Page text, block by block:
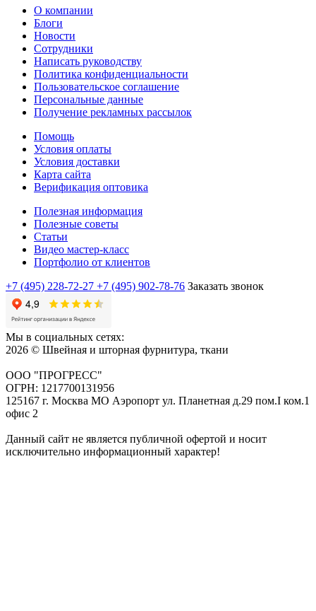
О компании
Блоги
Новости
Сотрудники
Написать руководству
Политика конфиденциальности
Пользовательское соглашение
Персональные данные
Получение рекламных рассылок
Помощь
Условия оплаты
Условия доставки
Карта сайта
Верификация оптовика
Полезная информация
Полезные советы
Статьи
Видео мастер-класс
Портфолио от клиентов
+7 (495) 228-72-27 +7 (495) 902-78-76 Заказать звонок
Мы в социальных сетях:
2026 © Швейная и шторная фурнитура, ткани
ООО "ПРОГРЕСС"
ОГРН: 1217700131956
125167 г. Москва МО Аэропорт ул. Планетная д.29 пом.I ком.1
офис 2
Данный сайт не является публичной офертой и носит
исключительно информационный характер!